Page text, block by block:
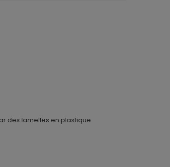
des lamelles en plastique